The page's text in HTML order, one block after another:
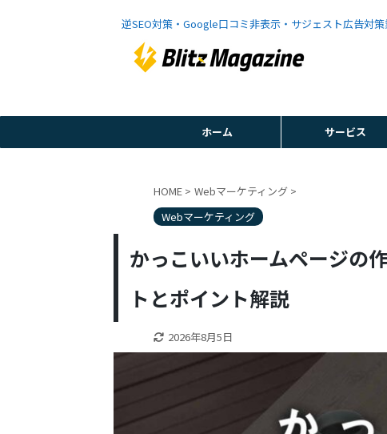
逆SEO対策・Google口コミ非表示・サジェスト広告対策
ホーム サービス
HOME > Webマーケティング >
Webマーケティング
かっこいいホームページの
トとポイント解説
2026年8月5日